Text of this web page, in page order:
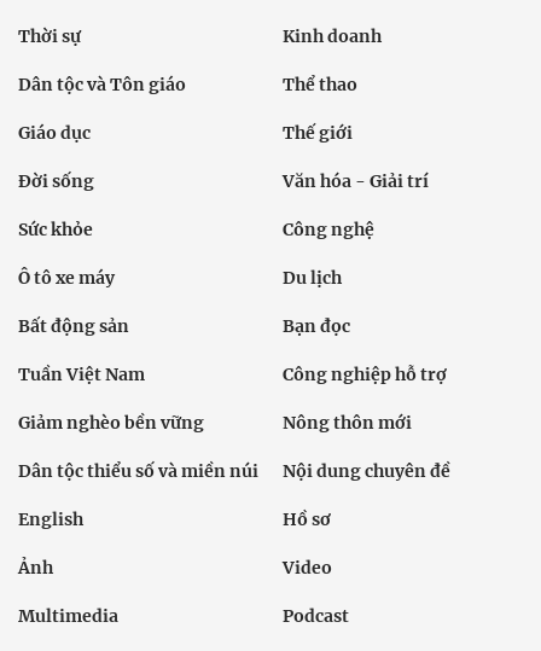
Thời sự Kinh doanh
Dân tộc và Tôn giáo Thể thao
Giáo dục Thế giới
Đời sống Văn hóa - Giải trí
Sức khỏe Công nghệ
Ô tô xe máy Du lịch
Bất động sản Bạn đọc
Tuần Việt Nam Công nghiệp hỗ trợ
Giảm nghèo bền vững Nông thôn mới
Dân tộc thiểu số và miền núi Nội dung chuyên đề
English Hồ sơ
Ảnh Video
Multimedia Podcast